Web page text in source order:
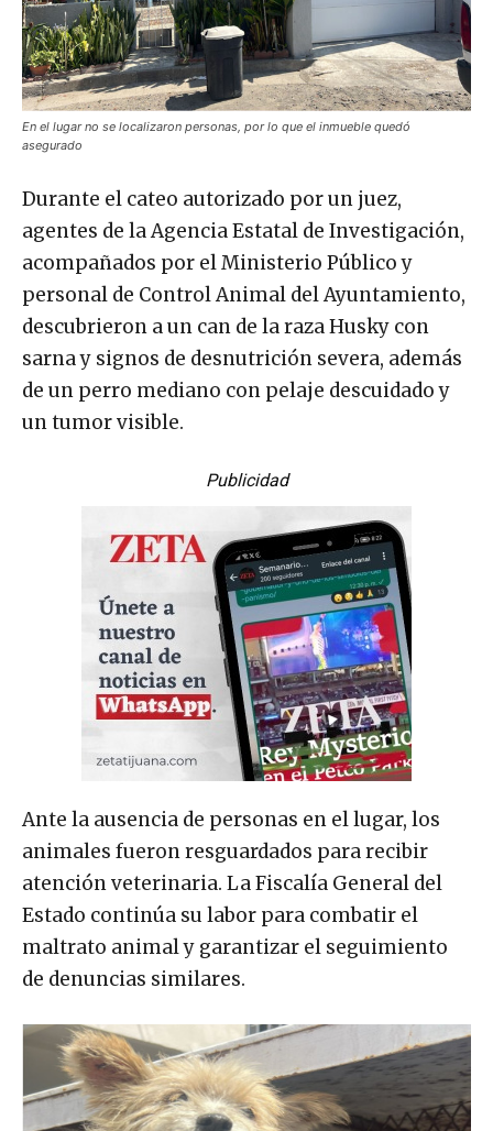
En el lugar no se localizaron personas, por lo que el inmueble quedó
asegurado
Durante el cateo autorizado por un juez,
agentes de la Agencia Estatal de Investigación,
acompañados por el Ministerio Público y
personal de Control Animal del Ayuntamiento,
descubrieron a un can de la raza Husky con
sarna y signos de desnutrición severa, además
de un perro mediano con pelaje descuidado y
un tumor visible.
Publicidad
Ante la ausencia de personas en el lugar, los
animales fueron resguardados para recibir
atención veterinaria. La Fiscalía General del
Estado continúa su labor para combatir el
maltrato animal y garantizar el seguimiento
de denuncias similares.